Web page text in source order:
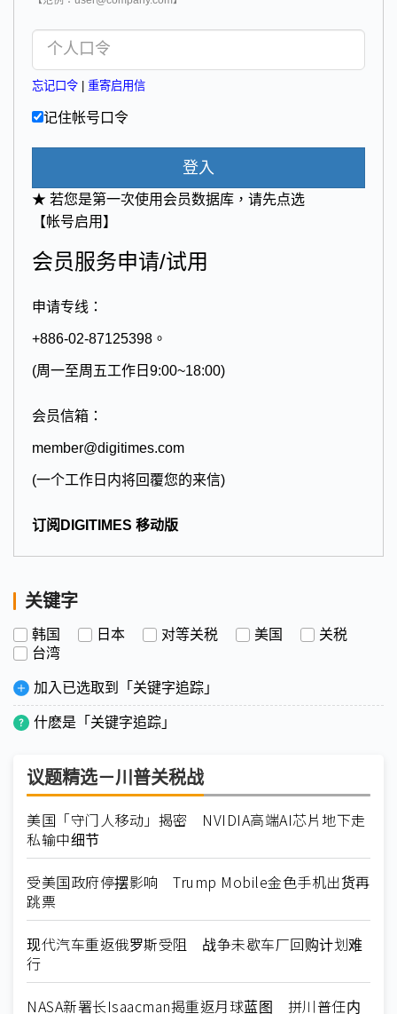
忘记口令 重寄启用信
记住帐号口令
登入
★ 若您是第一次使用会员数据库，请先点选
【帐号启用】
会员服务申请/试用
申请专线：
+886-02-87125398。
(周一至周五工作日9:00~18:00)
会员信箱：
member@digitimes.com
(一个工作日内将回覆您的来信)
订阅DIGITIMES 移动版
关键字
韩国 日本 对等关税 美国
关税
台湾
加入已选取到「关键字追踪」
什麽是「关键字追踪」
议题精选－川普关税战
美国「守门人移动」揭密 NVIDIA高端AI芯片地下走
私输中细节
受美国政府停摆影响 Trump Mobile金色手机出货再
跳票
现代汽车重返俄罗斯受阻 战争未歇车厂回购计划难
行
NASA新署长Isaacman揭重返月球蓝图 拼川普任内